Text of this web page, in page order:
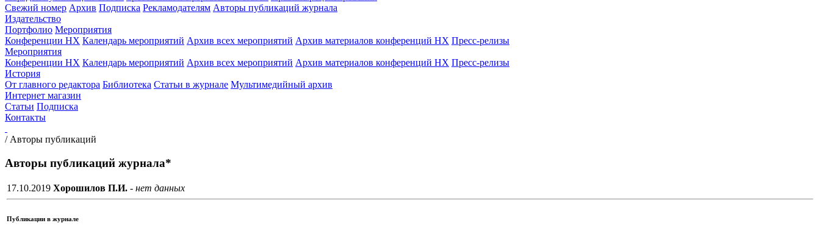
Свежий номер Архив Подписка Рекламодателям Авторы публикаций журнала
Издательство
Портфолио Мероприятия
Конференции НХ Календарь мероприятий Архив всех мероприятий Архив материалов конференций НХ Пресс-релизы
Мероприятия
Конференции НХ Календарь мероприятий Архив всех мероприятий Архив материалов конференций НХ Пресс-релизы
История
От главного редактора Библиотека Статьи в журнале Мультимедийный архив
Интернет магазин
Статьи Подписка
Контакты
/ Авторы публикаций
Авторы публикаций журнала*
17.10.2019 Хорошилов П.И. - нет данных
Публикации в журнале